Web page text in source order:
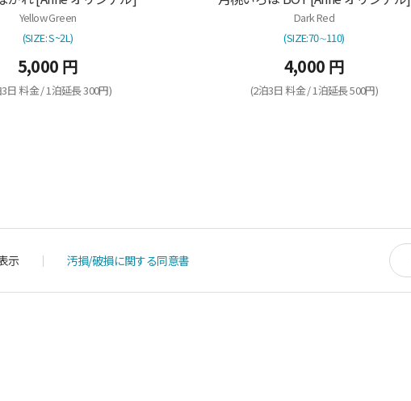
Yellow Green
(SIZE: S~2Ⅼ)
5,000 円
日 料金 / 1泊延長 300円)
Dark Red
(SIZE:70∼110)
4,000 円
(2泊3日 料金 / 1泊延長 500円)
示 汚損/破損に関する同意書